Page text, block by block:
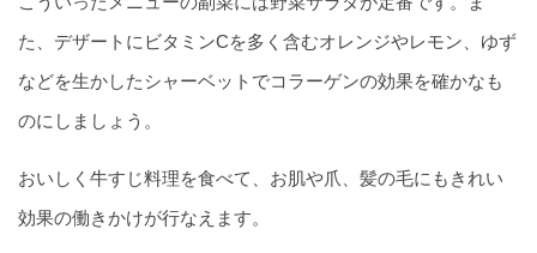
た、デザートにビタミンCを多く含むオレンジやレモン、ゆず
などを生かしたシャーベットでコラーゲンの効果を確かなも
のにしましょう。
おいしく牛すじ料理を食べて、お肌や爪、髪の毛にもきれい
効果の働きかけが行なえます。